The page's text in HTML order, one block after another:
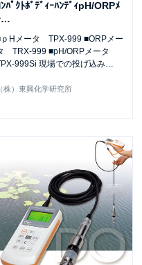
ﾊﾟｸﾄﾎﾞﾃﾞｨｰﾊﾝﾃﾞｨpH/ORPﾒ
…
Hメータ TPX-999 ■ORPメー
TRX-999 ■pH/ORPメータ
999Si 現場での投げ込み…
（株）東興化学研究所